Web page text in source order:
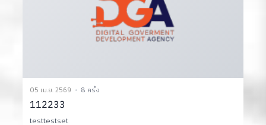
05 เม.ย. 2569 8 ครั้ง
112233
testtestset